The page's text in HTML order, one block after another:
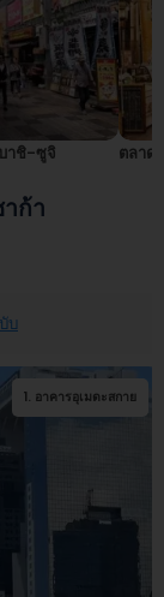
าชิ-ซูจิ ตลาด
ก้า
บ
2. ปราสาทโอซาก้า
1. อาคารอุเมดะสกาย